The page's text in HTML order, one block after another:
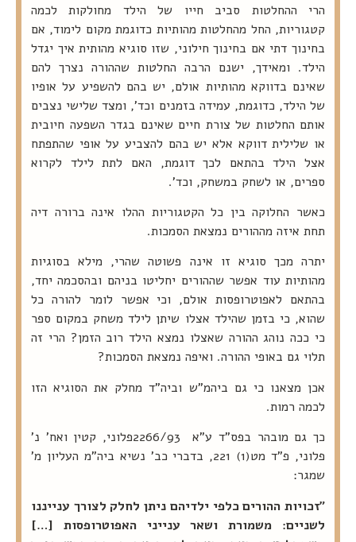
הרי ההחלטות סביב חייו של הילד מחולקות לכמה
קטגוריות, החל מהחלטות מהותיות כדוגמת מקום לימוד, אם
בחינוך דתי אם בחינוך חילוני, שזו סוגיא מהותית איך יגדל
הילד. ומאידך, ישנם הרבה החלטות שההורה נצרך להם
שאינם בדווקא מהותיות אולם, יש בהם להשפיע על אופיו
של הילד, כדוגמת, עמידה בזמנים וכד', ומצד שלישי נצבים
אותם החלטות של צורת חיים שאינם בגדר השפעה חיובית
או שלילית דווקא אלא יש בהם להצביע על אופי שהתפתח
אצל הילד בהתאם לכך דוגמת, האם לתת לילד לקרוא
ספרים, או לשחק במשחק, וכד'.
כאשר החלוקה בין כל הקטגוריות ההלו אינה ברורה דיה
תחת איזה מההורים נמצאת הסמכות.
יתרה מכך סוגיא זו אינה פשוטה שהרי, מילא בסוגיות
מהותיות עוד אפשר שההורים יחליטו בניהם ובהסכמה יחד,
בהתאם לאפוטרופסות אולם, וכי אפשר לומר להורה כל
שהוא, כי בזמן שהילד אצלו שיתן לילד משחק במקום ספר
כי ככה נוהג ההורה שאצלו נמצא הילד רוב הזמן? הרי זה
תלוי גם באופי ההורה. ואיפה נמצאת הסמכות?
אכן מצאנו כי גם ביהמ"ש וביה"ד מחלק את הסוגיא הזו
לכמה רמות.
כך גם מובהר בפס"ד ע"א 2266/93‎ ‎פלוני, קטין ואח'‏‎ ‎נ'
פלוני, פ"ד מט(1) 221, בדברי כב' נשיא ביה"מ העליון מ'
שמגר:
"זכויות ההורים כלפי ילדיהם ניתן לחלק לצורך ענייננו
לשניים: משמורת ושאר ענייני האפוטרופסות […]